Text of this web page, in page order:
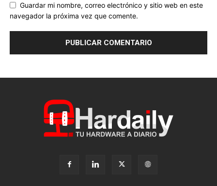
Guardar mi nombre, correo electrónico y sitio web en este
navegador la próxima vez que comente.